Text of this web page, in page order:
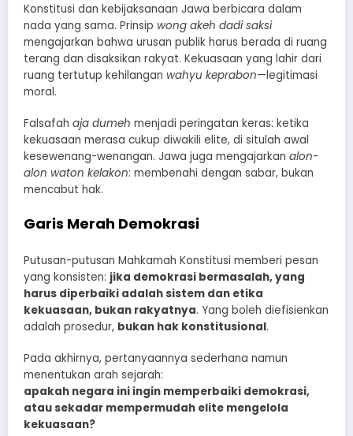
Konstitusi dan kebijaksanaan Jawa berbicara dalam
nada yang sama. Prinsip wong akeh dadi saksi
mengajarkan bahwa urusan publik harus berada di ruang
terang dan disaksikan rakyat. Kekuasaan yang lahir dari
ruang tertutup kehilangan wahyu keprabon—legitimasi
moral.
Falsafah aja dumeh menjadi peringatan keras: ketika
kekuasaan merasa cukup diwakili elite, di situlah awal
kesewenang-wenangan. Jawa juga mengajarkan alon-
alon waton kelakon: membenahi dengan sabar, bukan
mencabut hak.
Garis Merah Demokrasi
Putusan-putusan Mahkamah Konstitusi memberi pesan
yang konsisten: jika demokrasi bermasalah, yang
harus diperbaiki adalah sistem dan etika
kekuasaan, bukan rakyatnya. Yang boleh diefisienkan
adalah prosedur, bukan hak konstitusional.
Pada akhirnya, pertanyaannya sederhana namun
menentukan arah sejarah:
apakah negara ini ingin memperbaiki demokrasi,
atau sekadar mempermudah elite mengelola
kekuasaan?